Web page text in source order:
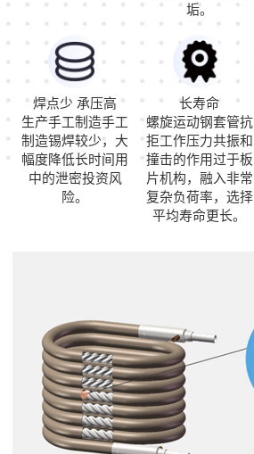
垢。
焊点少 承压高
生产手工制造手工
制造锡焊较少，大
幅度降低长时间用
中的泄密投资风
险。
长寿命
螺旋运动钢套管抗
拒工作压力共振和
撞击的作用过于板
片机构，融入非常
复杂负荷率，选择
平均寿命更长。